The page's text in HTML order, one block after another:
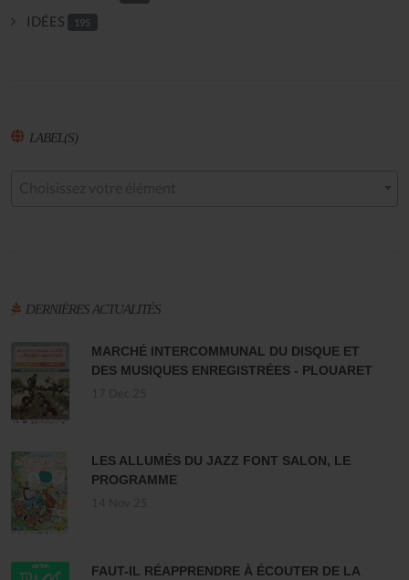
IDÉES 195
LABEL(S)
DERNIÈRES ACTUALITÉS
MARCHÉ INTERCOMMUNAL DU DISQUE ET
DES MUSIQUES ENREGISTRÉES - PLOUARET
LES ALLUMÉS DU JAZZ FONT SALON, LE
PROGRAMME
FAUT-IL RÉAPPRENDRE À ÉCOUTER DE LA